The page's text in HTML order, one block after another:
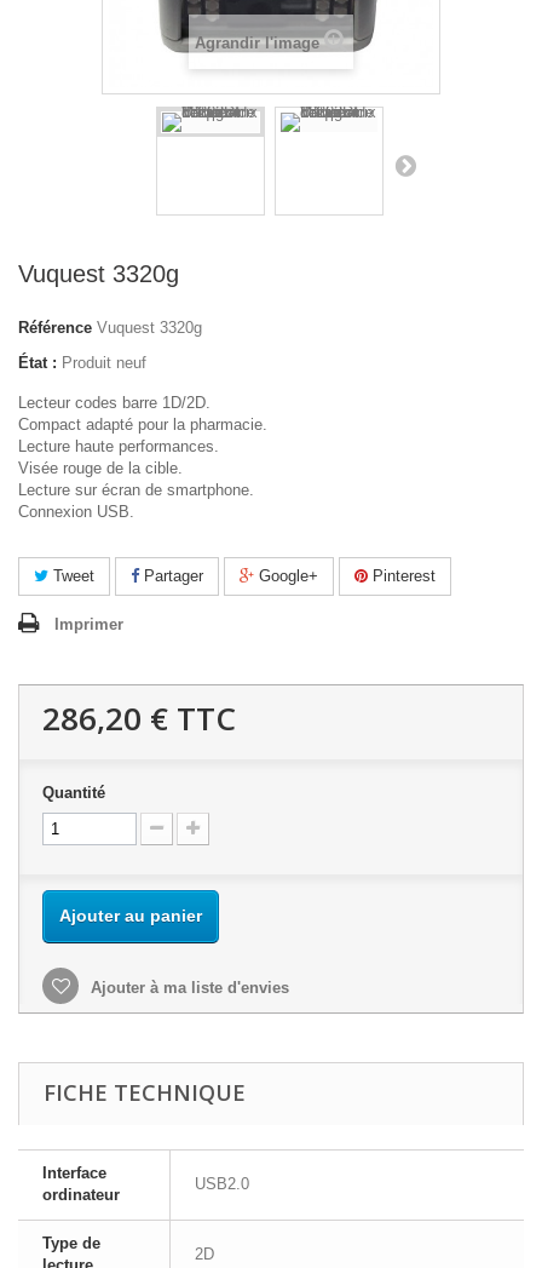
Agrandir l'image
Vuquest 3320g
Référence Vuquest 3320g
État : Produit neuf
Lecteur codes barre 1D/2D.
Compact adapté pour la pharmacie.
Lecture haute performances.
Visée rouge de la cible.
Lecture sur écran de smartphone.
Connexion USB.
Tweet Partager Google+ Pinterest
Imprimer
286,20 € TTC
Quantité
Ajouter au panier
Ajouter à ma liste d'envies
FICHE TECHNIQUE
Interface
ordinateur
USB2.0
Type de
2D